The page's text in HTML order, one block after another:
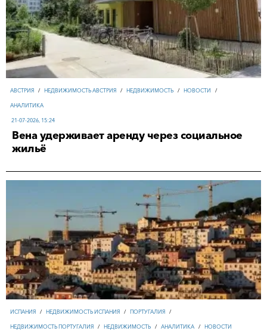
АВСТРИЯ / НЕДВИЖИМОСТЬ АВСТРИЯ / НЕДВИЖИМОСТЬ / НОВОСТИ /
АНАЛИТИКА
21-07-2026, 15:24
Вена удерживает аренду через социальное
жильё
ИСПАНИЯ / НЕДВИЖИМОСТЬ ИСПАНИЯ / ПОРТУГАЛИЯ /
НЕДВИЖИМОСТЬ ПОРТУГАЛИЯ / НЕДВИЖИМОСТЬ / АНАЛИТИКА / НОВОСТИ